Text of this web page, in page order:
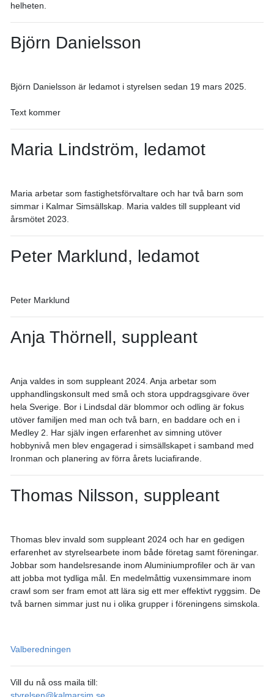
helheten.
Björn Danielsson
Björn Danielsson är ledamot i styrelsen sedan 19 mars 2025.
Text kommer
Maria Lindström, ledamot
Maria arbetar som fastighetsförvaltare och har två barn som
simmar i Kalmar Simsällskap. Maria valdes till suppleant vid
årsmötet 2023.
Peter Marklund, ledamot
Peter Marklund
Anja Thörnell, suppleant
Anja valdes in som suppleant 2024. Anja arbetar som
upphandlingskonsult med små och stora uppdragsgivare över
hela Sverige. Bor i Lindsdal där blommor och odling är fokus
utöver familjen med man och två barn, en baddare och en i
Medley 2. Har själv ingen erfarenhet av simning utöver
hobbynivå men blev engagerad i simsällskapet i samband med
Ironman och planering av förra årets luciafirande.
Thomas Nilsson, suppleant
Thomas blev invald som suppleant 2024 och har en gedigen
erfarenhet av styrelsearbete inom både företag samt föreningar.
Jobbar som handelsresande inom Aluminiumprofiler och är van
att jobba mot tydliga mål. En medelmåttig vuxensimmare inom
crawl som ser fram emot att lära sig ett mer effektivt ryggsim. De
två barnen simmar just nu i olika grupper i föreningens simskola.
Valberedningen
Vill du nå oss maila till: